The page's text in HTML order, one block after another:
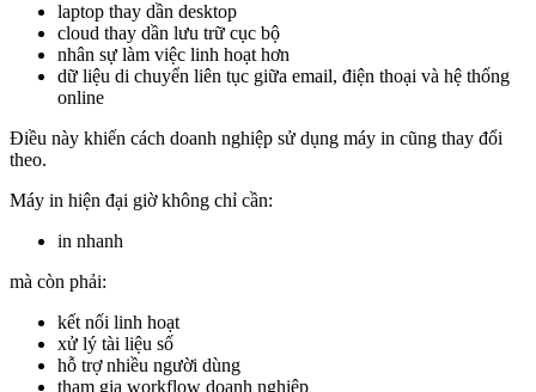
laptop thay dần desktop
cloud thay dần lưu trữ cục bộ
nhân sự làm việc linh hoạt hơn
dữ liệu di chuyển liên tục giữa email, điện thoại và hệ thống
online
Điều này khiến cách doanh nghiệp sử dụng máy in cũng thay đổi
theo.
Máy in hiện đại giờ không chỉ cần:
in nhanh
mà còn phải:
kết nối linh hoạt
xử lý tài liệu số
hỗ trợ nhiều người dùng
tham gia workflow doanh nghiệp